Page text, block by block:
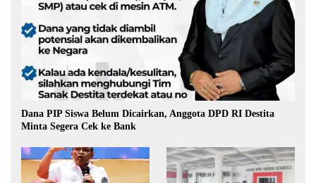
Dana PIP Siswa Belum Dicairkan, Anggota DPD RI Destita
Minta Segera Cek ke Bank